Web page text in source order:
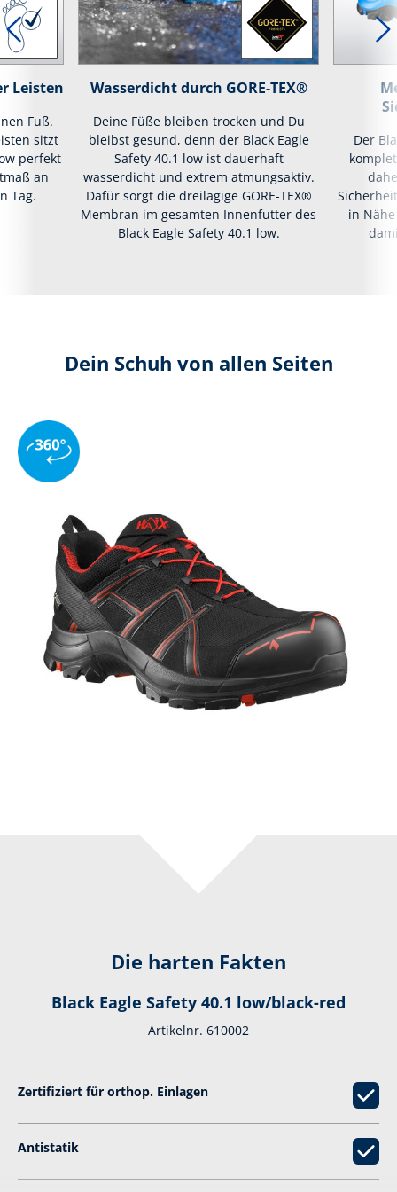
Leisten
Fuß.
sitzt
perfekt
an
Tag.
Wasserdicht durch GORE-TEX®
Deine Füße bleiben trocken und Du
bleibst gesund, denn der Black Eagle
Safety 40.1 low ist dauerhaft
wasserdicht und extrem atmungsaktiv.
Dafür sorgt die dreilagige GORE-TEX®
Membran im gesamten Innenfutter des
Black Eagle Safety 40.1 low.
Der
in
Dein Schuh von allen Seiten
Die harten Fakten
Black Eagle Safety 40.1 low/black-red
Artikelnr. 610002
Zertifiziert für orthop. Einlagen
Antistatik